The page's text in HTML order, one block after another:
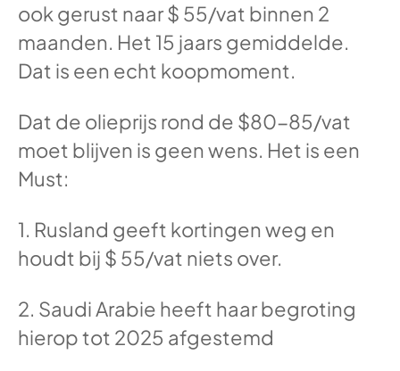
ook gerust naar $ 55/vat binnen 2
maanden. Het 15 jaars gemiddelde.
Dat is een echt koopmoment.
Dat de olieprijs rond de $80-85/vat
moet blijven is geen wens. Het is een
Must:
1. Rusland geeft kortingen weg en
houdt bij $ 55/vat niets over.
2. Saudi Arabie heeft haar begroting
hierop tot 2025 afgestemd